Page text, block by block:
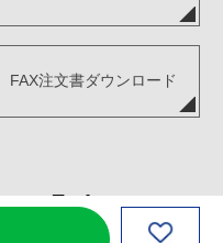
FAX注文書ダウンロード